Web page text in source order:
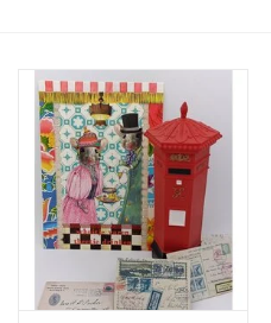
Shop-in-Shop
Tisanes (Rooibos, Kruiden &
Specerijen)